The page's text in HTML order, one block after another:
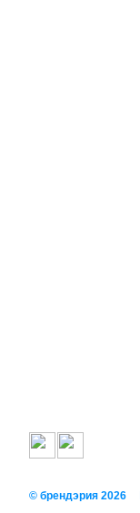
© брендэрия 2026